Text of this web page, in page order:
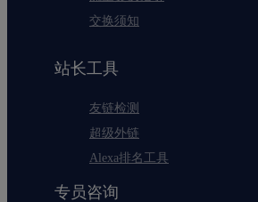
交换须知
站长工具
友链检测
超级外链
Alexa排名工具
专员咨询